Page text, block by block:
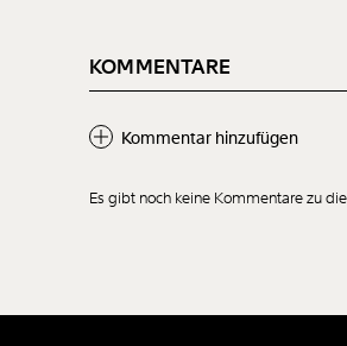
KOMMENTARE
Kommentar hinzufügen
Es gibt noch keine Kommentare zu